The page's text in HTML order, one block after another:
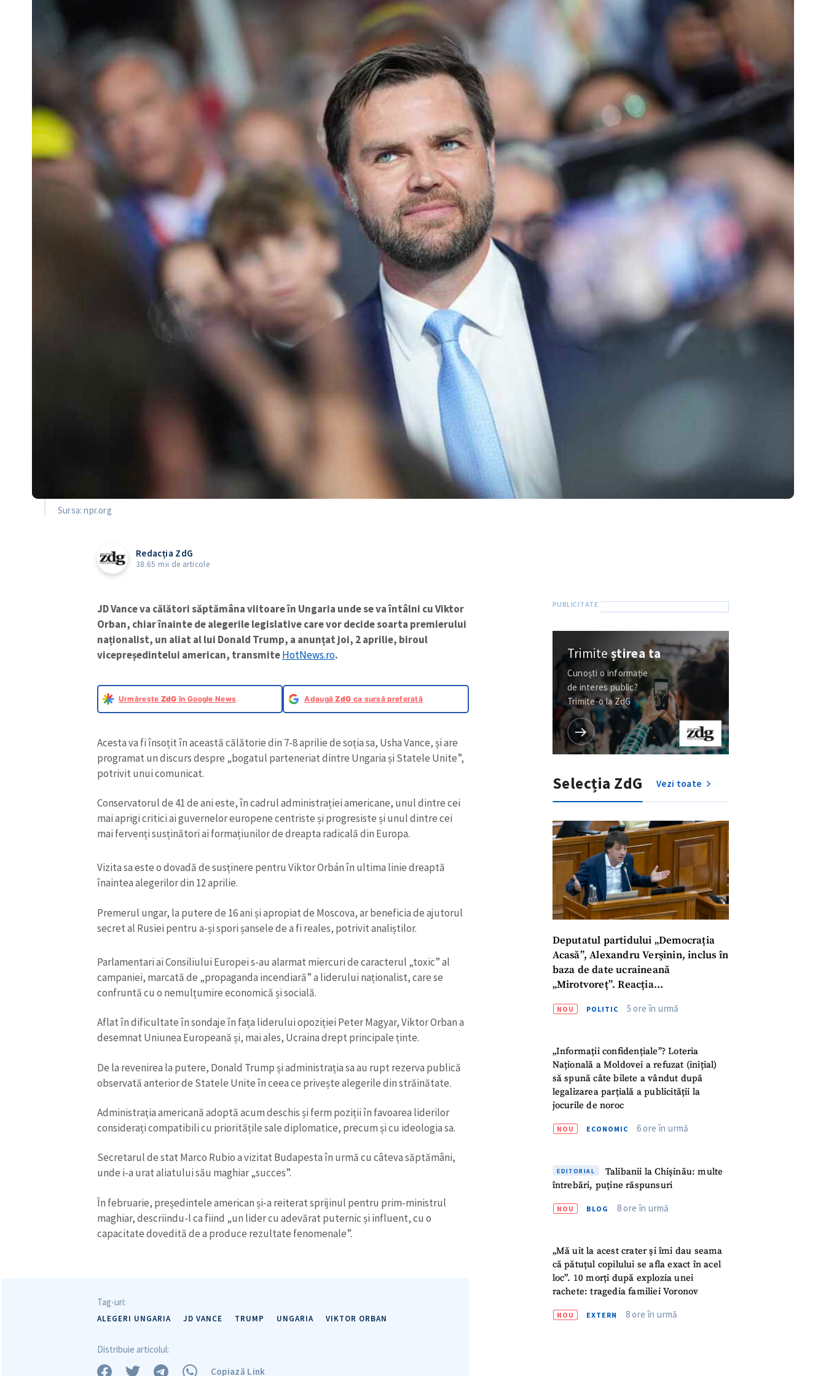
Sursa: npr.org
Redacția ZdG
38.65 mii de articole
JD Vance va călători săptămâna viitoare în Ungaria unde se va întâlni cu Viktor
Orban, chiar înainte de alegerile legislative care vor decide soarta premierului
naționalist, un aliat al lui Donald Trump, a anunțat joi, 2 aprilie, biroul
vicepreședintelui american, transmiteHotNews.ro.
Urmărește ZdG în Google News AdaugăZdG ca sursă preferată
Acesta va fi însoțit în această călătorie din 7-8 aprilie de soția sa, Usha Vance, și are
programat un discurs despre „bogatul parteneriat dintre Ungaria și Statele Unite”,
potrivit unui comunicat.
Conservatorul de 41 de ani este, în cadrul administrației americane, unul dintre cei
mai aprigi critici ai guvernelor europene centriste și progresiste și unul dintre cei
mai fervenți susținători ai formațiunilor de dreapta radicală din Europa.
Vizita sa este o dovadă de susținere pentru Viktor Orbán în ultima linie dreaptă
înaintea alegerilor din 12 aprilie.
Premerul ungar, la putere de 16 ani și apropiat de Moscova, ar beneficia de ajutorul
secret al Rusiei pentru a-și spori șansele de a fi reales, potrivit analiștilor.
Parlamentari ai Consiliului Europei s-au alarmat miercuri de caracterul „toxic” al
campaniei, marcată de „propaganda incendiară” a liderului naționalist, care se
confruntă cu o nemulțumire economică și socială.
Aflat în dificultate în sondaje în fața liderului opoziției Peter Magyar, Viktor Orban a
desemnat Uniunea Europeană și, mai ales, Ucraina drept principale ținte.
De la revenirea la putere, Donald Trump și administrația sa au rupt rezerva publică
observată anterior de Statele Unite în ceea ce privește alegerile din străinătate.
Administrația americană adoptă acum deschis și ferm poziții în favoarea liderilor
considerați compatibili cu prioritățile sale diplomatice, precum și cu ideologia sa.
Secretarul de stat Marco Rubio a vizitat Budapesta în urmă cu câteva săptămâni,
unde i-a urat aliatului său maghiar „succes”.
În februarie, președintele american și-a reiterat sprijinul pentru prim-ministrul
maghiar, descriindu-l ca fiind „un lider cu adevărat puternic și influent, cu o
capacitate dovedită de a produce rezultate fenomenale”.
Tag-uri:
ALEGERI UNGARIA JD VANCE TRUMP UNGARIA VIKTOR ORBAN
Distribuie articolul:
Copiază Link
Trimiteștirea ta
Cunoști o informație
de interes public?
Trimite-o la ZdG
Selecția ZdG Vezi toate
Deputatul partidului „Democrația
Acasă”, Alexandru Verșinin, inclus în
baza de date ucraineană
„Mirotvoreț”. Reacția
NOU POLITIC 5 ore în urmă
„Informații confidențiale”? Loteria
Națională a Moldovei a refuzat (inițial)
să spună câte bilete a vândut după
legalizarea parțială a publicității la
jocurile de noroc
NOU ECONOMIC 6 ore în urmă
EDITORIAL
Talibanii la Chișinău: multe
întrebări, puține răspunsuri
NOU BLOG 8 ore în urmă
„Mă uit la acest crater și îmi dau seama
că pătuțul copilului se afla exact în acel
loc”. 10 morți după explozia unei
rachete: tragedia familiei Voronov
NOU EXTERN 8 ore în urmă
ȘTIREA MEA
Link media + Link media
+ Emailul meu
+ Telefon personal
Am citit și sunt de acord cupolitica de
TRIMITE ȘTIREA